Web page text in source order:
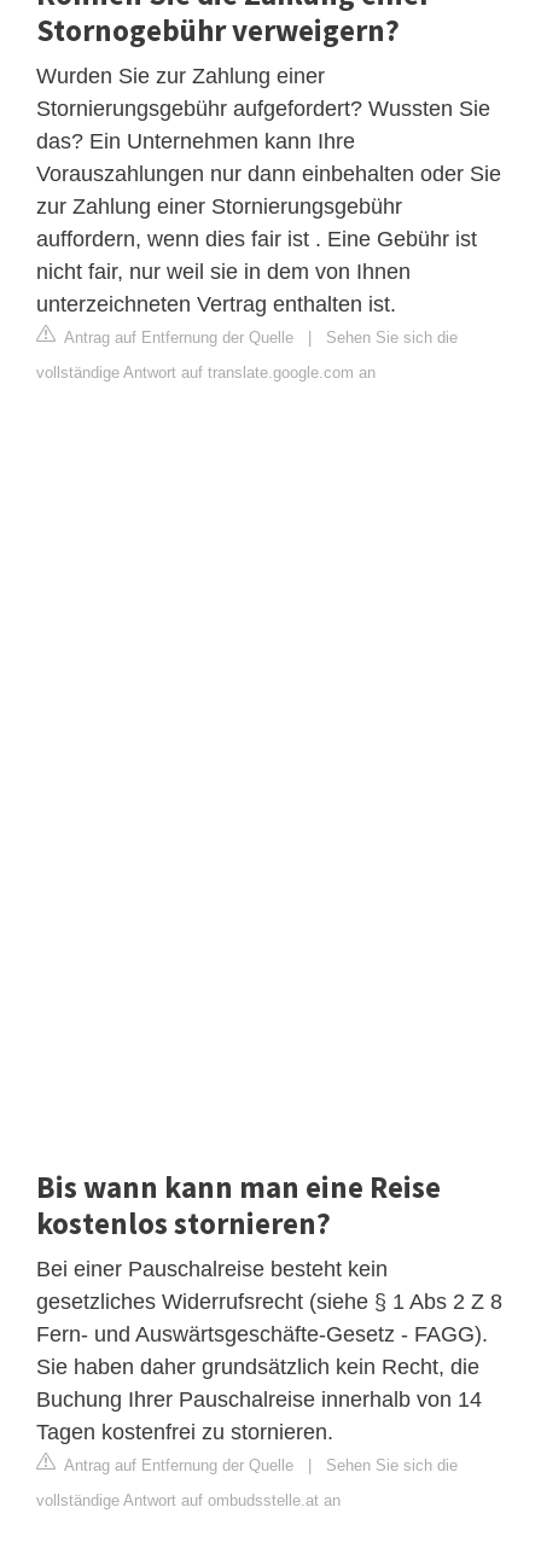
Stornogebühr verweigern?
Wurden Sie zur Zahlung einer
Stornierungsgebühr aufgefordert? Wussten Sie
das? Ein Unternehmen kann Ihre
Vorauszahlungen nur dann einbehalten oder Sie
zur Zahlung einer Stornierungsgebühr
auffordern, wenn dies fair ist . Eine Gebühr ist
nicht fair, nur weil sie in dem von Ihnen
unterzeichneten Vertrag enthalten ist.
Antrag auf Entfernung der Quelle | Sehen Sie sich die
vollständige Antwort auf translate.google.com an
Bis wann kann man eine Reise
kostenlos stornieren?
Bei einer Pauschalreise besteht kein
gesetzliches Widerrufsrecht (siehe § 1 Abs 2 Z 8
Fern- und Auswärtsgeschäfte-Gesetz - FAGG).
Sie haben daher grundsätzlich kein Recht, die
Buchung Ihrer Pauschalreise innerhalb von 14
Tagen kostenfrei zu stornieren.
Antrag auf Entfernung der Quelle | Sehen Sie sich die
vollständige Antwort auf ombudsstelle.at an